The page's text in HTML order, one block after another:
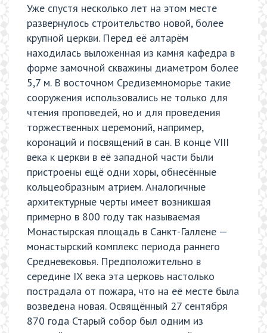
Уже спустя несколько лет на этом месте
развернулось строительство новой, более
крупной церкви. Перед её алтарём
находилась выложенная из камня кафедра в
форме замочной скважины диаметром более
5,7 м. В восточном Средиземноморье такие
сооружения использовались не только для
чтения проповедей, но и для проведения
торжественных церемоний, например,
коронаций и посвящений в сан. В конце VIII
века к церкви в её западной части были
пристроены ещё одни хоры, обнесённые
кольцеобразным атрием. Аналогичные
архитектурные черты имеет возникшая
примерно в 800 году так называемая
Монастырская площадь в Санкт-Галлене —
монастырский комплекс периода раннего
Средневековья. Предположительно в
середине IX века эта церковь настолько
пострадала от пожара, что на её месте была
возведена новая. Освящённый 27 сентября
870 года Старый собор был одним из